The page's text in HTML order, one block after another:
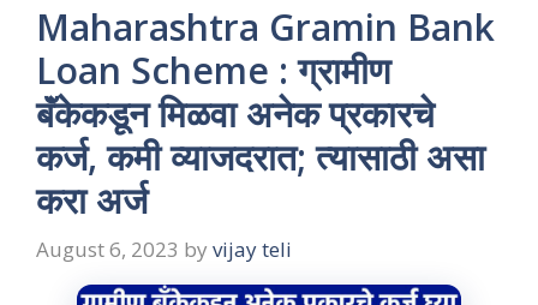
Maharashtra Gramin Bank
Loan Scheme : ग्रामीण
बॅंकेकडून मिळवा अनेक प्रकारचे
कर्ज, कमी व्याजदरात; त्यासाठी असा
करा अर्ज
August 6, 2023 by vijay teli